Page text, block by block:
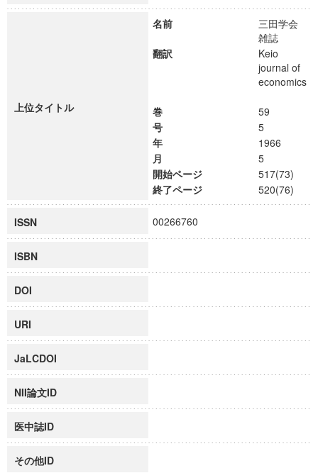
上位タイトル
名前
三田学会
雑誌
翻訳
Keio
journal of
economics
巻
59
号
5
年
1966
月
5
開始ページ
517(73)
終了ページ
520(76)
ISSN 00266760
ISBN
DOI
URI
JaLCDOI
NII論文ID
医中誌ID
その他ID